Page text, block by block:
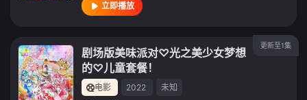
立即播放
更新至1集
剧场版美味派对♡光之美少女梦想
的♡儿童套餐！
电影 2022
未知